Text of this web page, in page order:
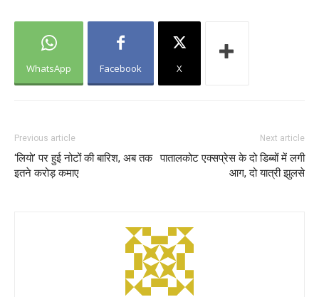
WhatsApp Facebook X
Previous article
‘लियो’ पर हुई नोटों की बारिश, अब तक
इतने करोड़ कमाए
Next article
पातालकोट एक्सप्रेस के दो डिब्बों में लगी
आग, दो यात्री झुलसे